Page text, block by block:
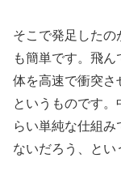
そこで発足した
も簡単です。飛
体を高速で衝突さ
というものです
らい単純な仕組
ないだろう、とい